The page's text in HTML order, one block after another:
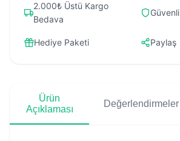
2.000₺ Üstü Kargo
Bedava
Hediye Paketi Paylaş
Ürün
Açıklaması
Değerlendirmeler